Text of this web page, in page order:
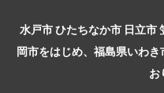
水戸市 ひたちなか市 日立市
岡市をはじめ、福島県いわ
お